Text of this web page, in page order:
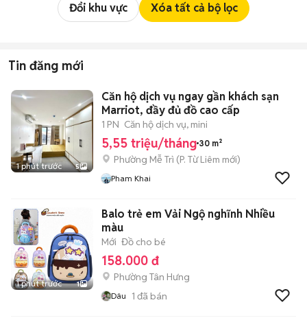
Đổi khu vực Xóa tất cả bộ lọc
Tin đăng mới
1 phút trước 5
Căn hộ dịch vụ ngay gần khách sạn
Marriot, đầy đủ đồ cao cấp
1 PN Căn hộ dịch vụ, mini
5,55 triệu/tháng 30 m²
Phường Mễ Trì (P. Từ Liêm mới)
Pham Khai
1 phút trước 1
Balo trẻ em Vải Ngộ nghĩnh Nhiều
màu
Mới Đồ cho bé
158.000 đ
Phường Tân Hưng
Dâu 1 đã bán